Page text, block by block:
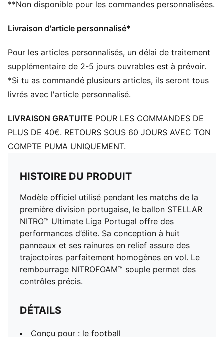
Rainures en relief
rétention de l'air
**Non disponible pour les commandes personnalisées.
Livraison d'article personnalisé*
Pour les articles personnalisés, un délai de traitement
supplémentaire de 2-5 jours ouvrables est à prévoir.
*Si tu as commandé plusieurs articles, ils seront tous
livrés avec l'article personnalisé.
LIVRAISON GRATUITE POUR LES COMMANDES DE
PLUS DE 40€. RETOURS SOUS 60 JOURS AVEC TON
COMPTE PUMA UNIQUEMENT.
HISTOIRE DU PRODUIT
Modèle officiel utilisé pendant les matchs de la
première division portugaise, le ballon STELLAR
NITRO™ Ultimate Liga Portugal offre des
performances d’élite. Sa conception à huit
panneaux et ses rainures en relief assure des
trajectoires parfaitement homogènes en vol. Le
rembourrage NITROFOAM™ souple permet des
contrôles précis.
DÉTAILS
Conçu pour : le football